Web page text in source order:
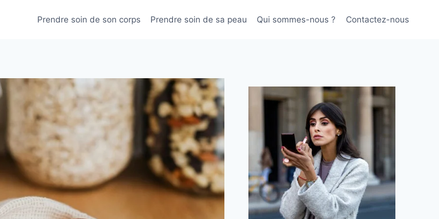
Prendre soin de son corps Prendre soin de sa peau Qui sommes-nous ? Contactez-nous